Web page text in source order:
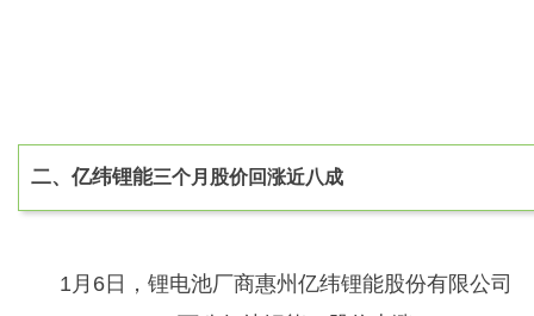
二、 亿纬锂能三个月股价回涨近八成
1月6日，锂电池厂商惠州亿纬锂能股份有限公司